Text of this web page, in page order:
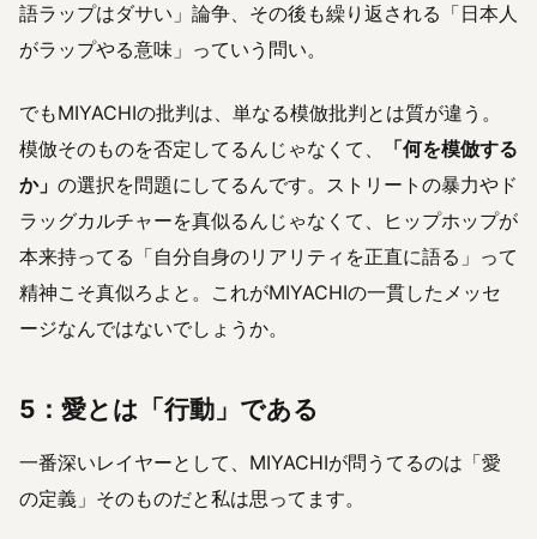
語ラップはダサい」論争、その後も繰り返される「日本人
がラップやる意味」っていう問い。
でもMIYACHIの批判は、単なる模倣批判とは質が違う。
模倣そのものを否定してるんじゃなくて、
「何を模倣する
か」 の選択を問題にしてるんです。ストリートの暴力やド
ラッグカルチャーを真似るんじゃなくて、ヒップホップが
本来持ってる「自分自身のリアリティを正直に語る」って
精神こそ真似ろよと。これがMIYACHIの一貫したメッセ
ージなんではないでしょうか。
5：愛とは「行動」である
一番深いレイヤーとして、MIYACHIが問うてるのは「愛
の定義」そのものだと私は思ってます。